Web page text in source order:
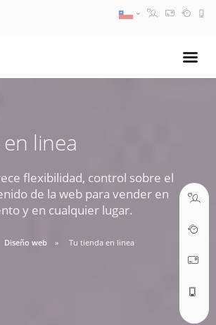
linea
flexibilidad, control sobre el
de la web para vender en
y en cualquier lugar.
Diseño web Tu tienda en linea
AM A 18:30 PM
ABRIR TICKET